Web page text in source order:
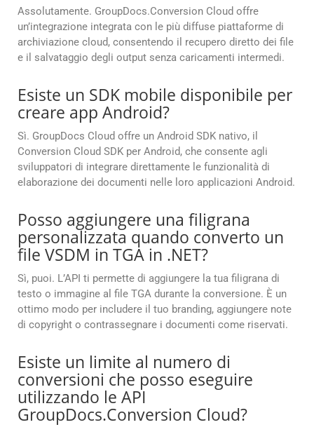
Assolutamente. GroupDocs.Conversion Cloud offre
un’integrazione integrata con le più diffuse piattaforme di
archiviazione cloud, consentendo il recupero diretto dei file
e il salvataggio degli output senza caricamenti intermedi.
Esiste un SDK mobile disponibile per
creare app Android?
Sì. GroupDocs Cloud offre un Android SDK nativo, il
Conversion Cloud SDK per Android, che consente agli
sviluppatori di integrare direttamente le funzionalità di
elaborazione dei documenti nelle loro applicazioni Android.
Posso aggiungere una filigrana
personalizzata quando converto un
file VSDM in TGA in .NET?
Sì, puoi. L’API ti permette di aggiungere la tua filigrana di
testo o immagine al file TGA durante la conversione. È un
ottimo modo per includere il tuo branding, aggiungere note
di copyright o contrassegnare i documenti come riservati.
Esiste un limite al numero di
conversioni che posso eseguire
utilizzando le API
GroupDocs.Conversion Cloud?